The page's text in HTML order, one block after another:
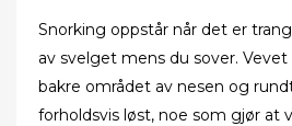
Snorking oppstår når det er
av svelget mens du sover.
bakre området av nesen og
forholdsvis løst, noe som gjør at